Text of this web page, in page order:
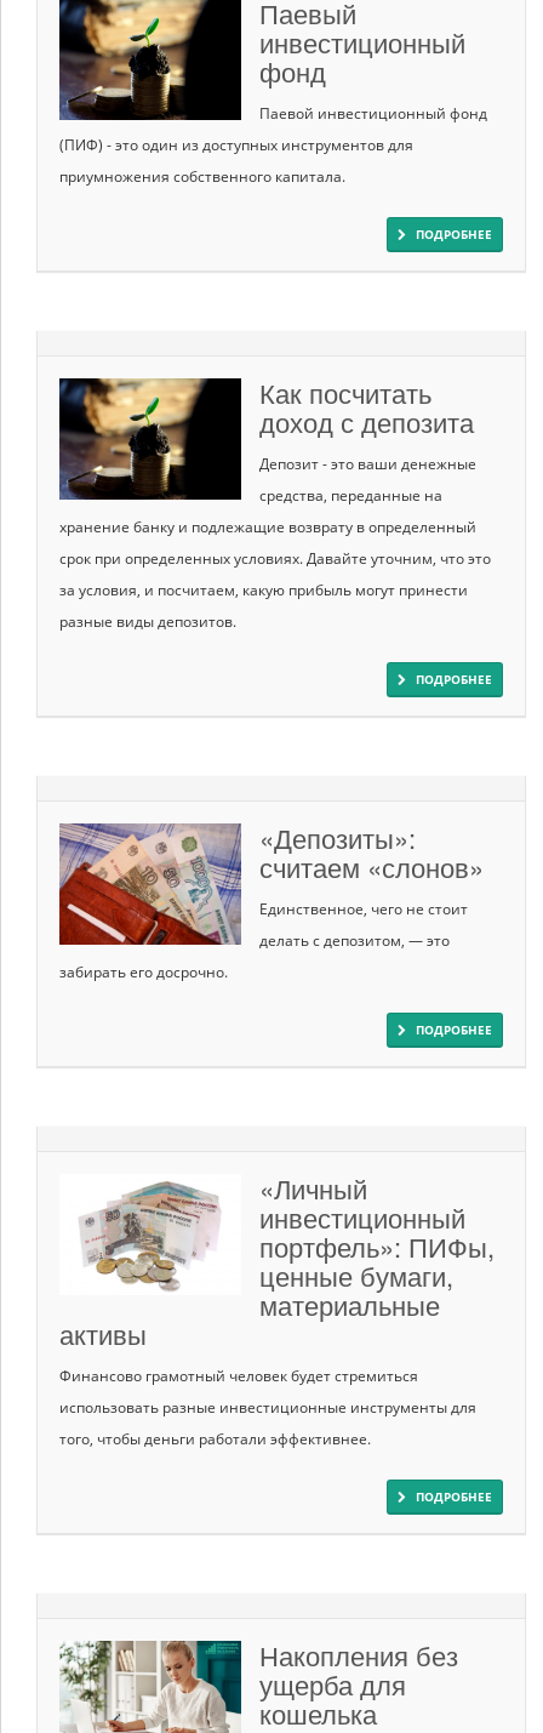
Паевый
инвестиционный
фонд
Паевой инвестиционный фонд
(ПИФ) - это один из доступных инструментов для
приумножения собственного капитала.
ПОДРОБНЕЕ
Как посчитать
доход с депозита
Депозит - это ваши денежные
средства, переданные на
хранение банку и подлежащие возврату в определенный
срок при определенных условиях. Давайте уточним, что это
за условия, и посчитаем, какую прибыль могут принести
разные виды депозитов.
ПОДРОБНЕЕ
«Депозиты»:
считаем «слонов»
Единственное, чего не стоит
делать с депозитом, — это
забирать его досрочно.
ПОДРОБНЕЕ
«Личный
инвестиционный
портфель»: ПИФы,
ценные бумаги,
материальные
активы
Финансово грамотный человек будет стремиться
использовать разные инвестиционные инструменты для
того, чтобы деньги работали эффективнее.
ПОДРОБНЕЕ
Накопления без
ущерба для
кошелька